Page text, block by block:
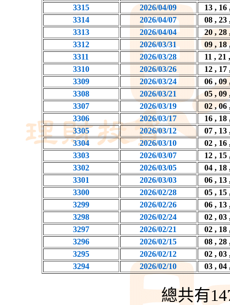
3315
2026/04/09
13 ,
3314
2026/04/07
08 , 23
3313
2026/04/04
20 , 28
3312
2026/03/31
09 , 18
3311
2026/03/28
11 ,
3310
2026/03/26
12 ,
3309
2026/03/24
06 , 09
3308
2026/03/21
05 , 09
3307
2026/03/19
02 , 06
3306
2026/03/17
16 ,
3305
2026/03/12
07 , 13
3304
2026/03/10
02 , 16
3303
2026/03/07
12 ,
3302
2026/03/05
04 , 18
3301
2026/03/03
06 , 13
3300
2026/02/28
05 , 15
3299
2026/02/26
06 , 13
3298
2026/02/24
02 , 03
3297
2026/02/21
02 , 18
3296
2026/02/15
08 , 28
3295
2026/02/12
02 , 03
3294
2026/02/10 03 , 04
總共有